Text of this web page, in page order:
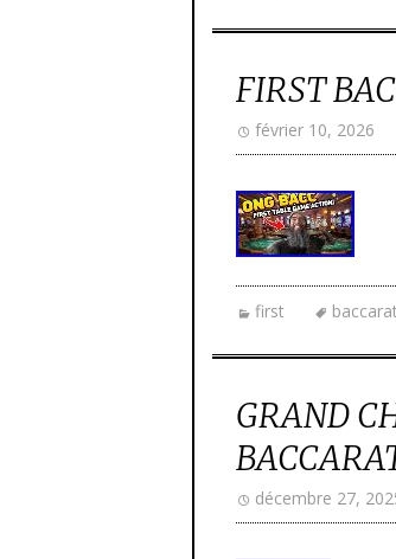
FIRST
février 10, 2026
first baccarat
GRAND
décembre 27,